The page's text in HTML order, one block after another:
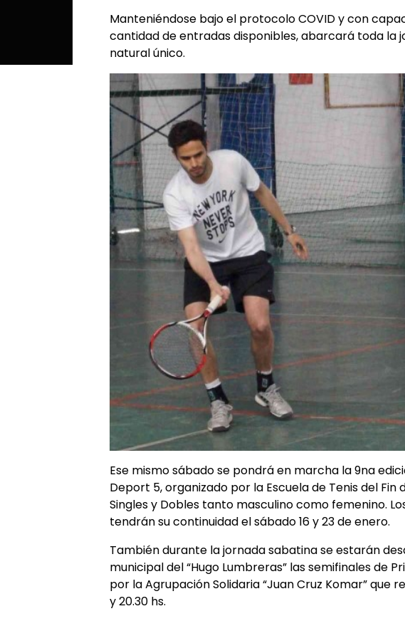
Manteniéndose bajo el protocolo COVID y con
cantidad de entradas disponibles, abarcará toda la
natural único.
Ese mismo sábado se pondrá en marcha la 9na
Deport 5, organizado por la Escuela de Tenis del
Singles y Dobles tanto masculino como femenino.
tendrán su continuidad el sábado 16 y 23 de enero.
También durante la jornada sabatina se estarán
municipal del “Hugo Lumbreras” las semifinales de
por la Agrupación Solidaria “Juan Cruz Komar” que
y 20.30 hs.